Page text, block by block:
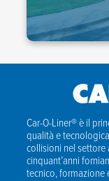
Car-O-Liner® è il
qualità e
collisioni nel
cinquant’anni
tecnico, formazione